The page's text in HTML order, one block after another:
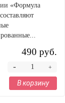
«Формула
490 руб.
+
-
В корзину